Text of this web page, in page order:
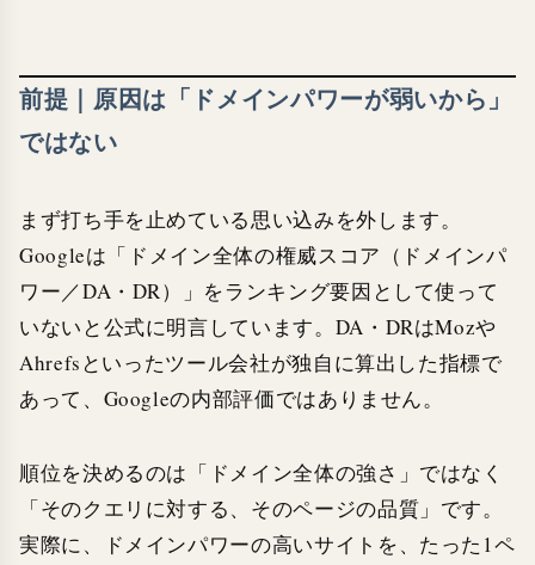
前提｜原因は「ドメインパワーが弱いから」
ではない
まず打ち手を止めている思い込みを外します。
Googleは「ドメイン全体の権威スコア（ドメインパ
ワー／DA・DR）」をランキング要因として使って
いないと公式に明言しています。DA・DRはMozや
Ahrefsといったツール会社が独自に算出した指標で
あって、Googleの内部評価ではありません。
順位を決めるのは「ドメイン全体の強さ」ではなく
「そのクエリに対する、そのページの品質」です。
実際に、ドメインパワーの高いサイトを、たった1ペ